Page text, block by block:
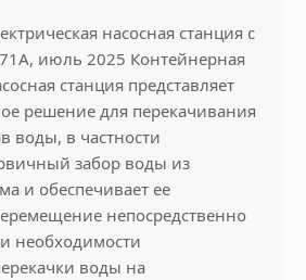
насосная станция с
июль 2025 Контейнерная
станция представляет
решение для перекачивания
воды, в частности
забор воды из
и обеспечивает ее
непосредственно
необходимости
воды на